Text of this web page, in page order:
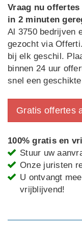
Vraag nu offertes
in 2 minuten
Al 3750 bedrijven
gezocht via
bij elk geschil.
binnen 24 uur
snel een
Gratis offertes
100% gratis en
Stuur uw
Onze juristen
U ontvangt
vrijblijvend!